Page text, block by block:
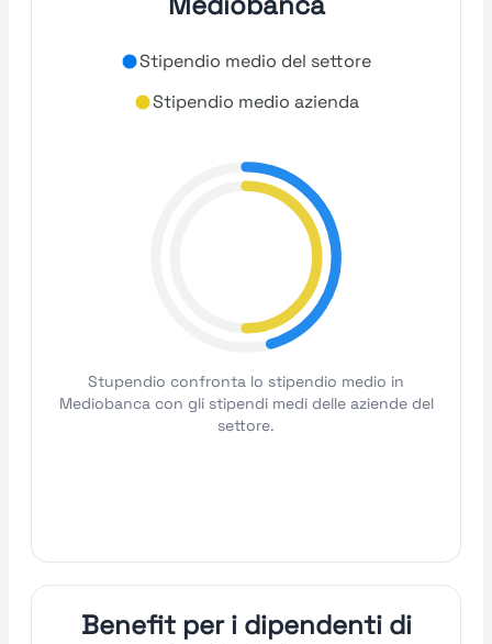
Stipendio medio del settore
Stipendio medio azienda
Stupendio confronta lo stipendio medio in
Mediobanca con gli stipendi medi delle aziende del
settore.
Benefit per i dipendenti di